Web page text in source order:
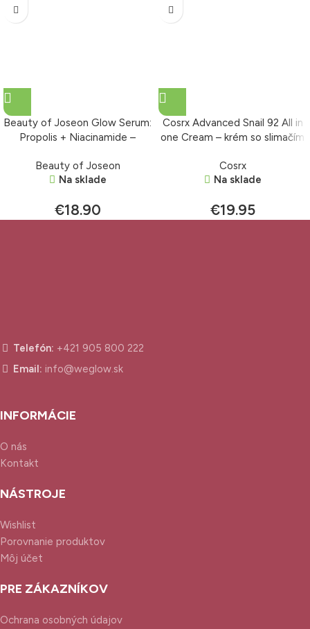
Beauty of Joseon Glow Serum:
Propolis + Niacinamide –
Beauty of Joseon
Na sklade
€18.90
Cosrx Advanced Snail 92 All in
one Cream – krém so slimačím
Cosrx
Na sklade
€19.95
Telefón: +421 905 800 222
Email: info@weglow.sk
INFORMÁCIE
O nás
Kontakt
NÁSTROJE
Wishlist
Porovnanie produktov
Môj účet
PRE ZÁKAZNÍKOV
Ochrana osobných údajov